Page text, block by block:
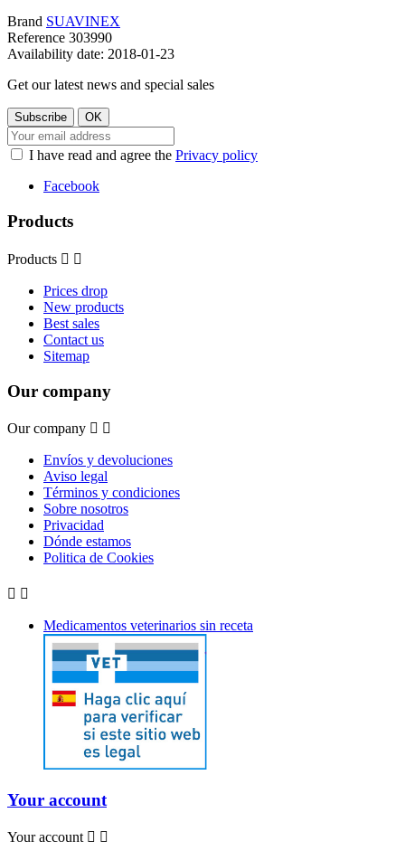
Brand SUAVINEX
Reference 303990
Availability date: 2018-01-23
Get our latest news and special sales
I have read and agree the Privacy policy
Facebook
Products
Products  
Prices drop
New products
Best sales
Contact us
Sitemap
Our company
Our company  
Envíos y devoluciones
Aviso legal
Términos y condiciones
Sobre nosotros
Privacidad
Dónde estamos
Politica de Cookies
 
Medicamentos veterinarios sin receta
Your account
Your account  